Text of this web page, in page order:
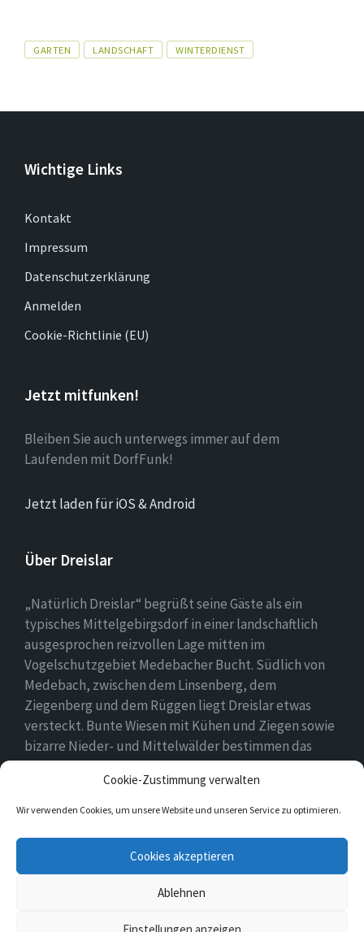
Cookie-Zustimmung verwalten
Wir verwenden Cookies, um unsere Website und unseren Service zu optimieren.
Cookies akzeptieren
Ablehnen
Einstellungen anzeigen
Tags
GARTEN LANDSCHAFT WINTERDIENST
Wichtige Links
Kontakt
Impressum
Datenschutzerklärung
Anmelden
Cookie-Richtlinie (EU)
Jetzt mitfunken!
Bleiben Sie auch unterwegs immer auf dem
Laufenden mit DorfFunk!
Jetzt laden für iOS & Android
Über Dreislar
„Natürlich Dreislar“ begrüßt seine Gäste als ein
typisches Mittelgebirgsdorf in einer landschaftlich
ausgesprochen reizvollen Lage mitten im
Vogelschutzgebiet Medebacher Bucht. Südlich von
Medebach, zwischen dem Linsenberg, dem
Ziegenberg und dem Rüggen liegt Dreislar etwas
versteckt. Bunte Wiesen mit Kühen und Ziegen sowie
bizarre Nieder- und Mittelwälder bestimmen das
Ortsbild, das durch eine lebendige Landwirtschaft
Facebook